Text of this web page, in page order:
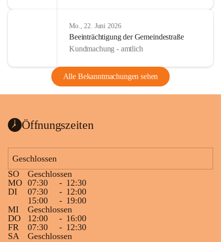
Mo., 22. Juni 2026
Beeinträchtigung der Gemeindestraße
Kundmachung - amtlich
Alle Bekanntmachungen sehen
Öffnungszeiten
Geschlossen
SO
Geschlossen
MO 07:30 - 12:30
DI
07:30 - 12:00
15:00
- 19:00
MI
Geschlossen
DO
12:00 - 16:00
FR
07:30 - 12:30
SA
Geschlossen